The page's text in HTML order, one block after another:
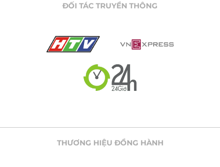
ĐỐI TÁC TRUYỀN THÔNG
THƯƠNG HIỆU ĐỒNG HÀNH